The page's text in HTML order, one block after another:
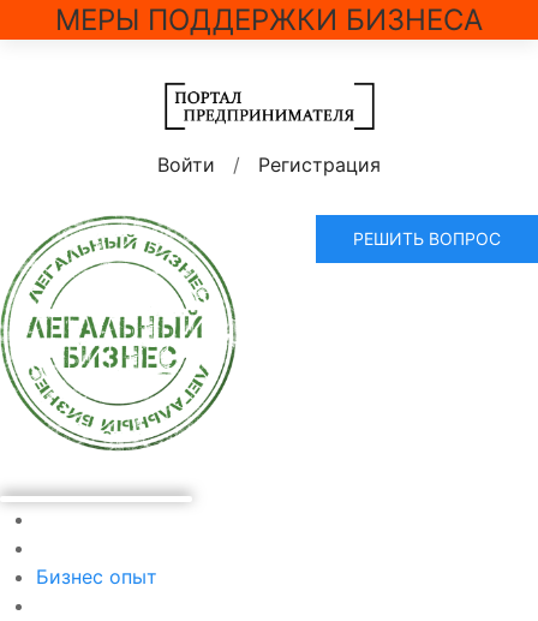
МЕРЫ ПОДДЕРЖКИ БИЗНЕСА
Войти / Регистрация
РЕШИТЬ ВОПРОС
Бизнес опыт